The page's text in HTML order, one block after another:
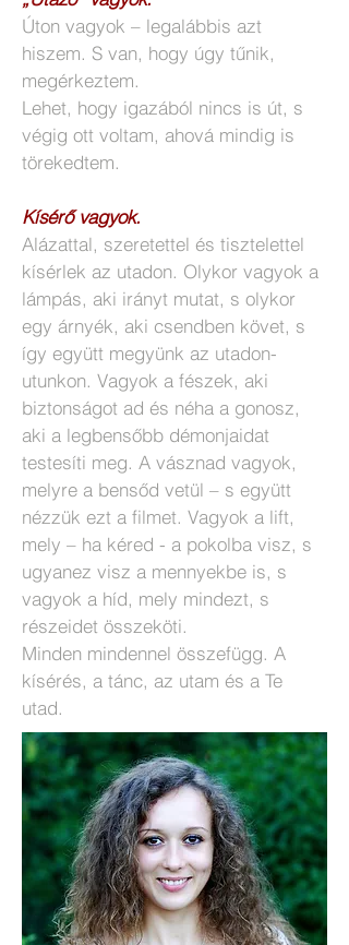
Úton vagyok – legalábbis azt
hiszem. S van, hogy úgy tűnik,
megérkeztem.
Lehet, hogy igazából nincs is út, s
végig ott voltam, ahová mindig is
törekedtem.
Kísérő vagyok.
Alázattal, szeretettel és tisztelettel
kísérlek az utadon. Olykor vagyok a
lámpás, aki irányt mutat, s olykor
egy árnyék, aki csendben követ, s
így együtt megyünk az utadon-
utunkon. Vagyok a fészek, aki
biztonságot ad és néha a gonosz,
aki a legbensőbb démonjaidat
testesíti meg. A vásznad vagyok,
melyre a bensőd vetül – s együtt
nézzük ezt a filmet. Vagyok a lift,
mely – ha kéred - a pokolba visz, s
ugyanez visz a mennyekbe is, s
vagyok a híd, mely mindezt, s
részeidet összeköti.
Minden mindennel összefügg. A
kísérés, a tánc, az utam és a Te
utad.